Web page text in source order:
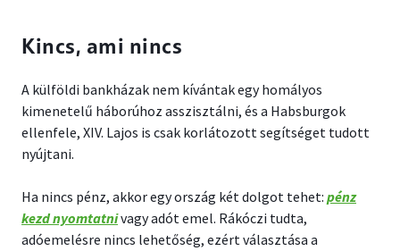
Kincs, ami nincs
A külföldi bankházak nem kívántak egy homályos
kimenetelű háborúhoz asszisztálni, és a Habsburgok
ellenfele, XIV. Lajos is csak korlátozott segítséget tudott
nyújtani.
Ha nincs pénz, akkor egy ország két dolgot tehet: pénz
kezd nyomtatnivagy adót emel. Rákóczi tudta,
adóemelésre nincs lehetőség, ezért választása a